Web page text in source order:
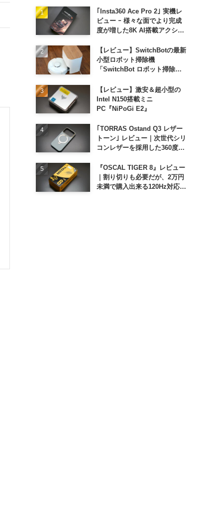
｢Insta360 Ace Pro 2｣ 実機レ
ビュー ｰ 様々な面でより完成
度が増した8K AI搭載アクショ
【レビュー】SwitchBotの最新
小型ロボット掃除機
「SwitchBot ロボット掃除機
【レビュー】激安＆超小型の
Intel N150搭載ミニ
PC『NiPoGi E2』
｢TORRAS Ostand Q3 レザー
トーン｣ レビュー｜次世代シリ
コンレザーを採用した360度回
『OSCAL TIGER 8』レビュー
｜割り切りも必要だが、2万円
未満で購入出来る120Hz対応大